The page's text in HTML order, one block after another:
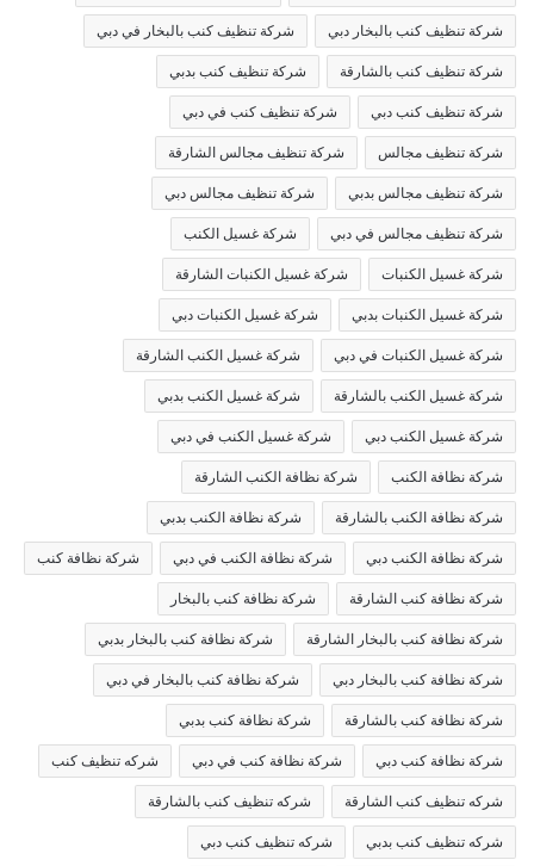
شركة تنظيف كنب بالبخار دبي شركة تنظيف كنب بالبخار في دبي
شركة تنظيف كنب بالشارقة شركة تنظيف كنب بدبي
شركة تنظيف كنب دبي شركة تنظيف كنب في دبي
شركة تنظيف مجالس شركة تنظيف مجالس الشارقة
شركة تنظيف مجالس بدبي شركة تنظيف مجالس دبي
شركة تنظيف مجالس في دبي شركة غسيل الكنب
شركة غسيل الكنبات شركة غسيل الكنبات الشارقة
شركة غسيل الكنبات بدبي شركة غسيل الكنبات دبي
شركة غسيل الكنبات في دبي شركة غسيل الكنب الشارقة
شركة غسيل الكنب بالشارقة شركة غسيل الكنب بدبي
شركة غسيل الكنب دبي شركة غسيل الكنب في دبي
شركة نظافة الكنب شركة نظافة الكنب الشارقة
شركة نظافة الكنب بالشارقة شركة نظافة الكنب بدبي
شركة نظافة الكنب دبي شركة نظافة الكنب في دبي شركة نظافة كنب
شركة نظافة كنب الشارقة شركة نظافة كنب بالبخار
شركة نظافة كنب بالبخار الشارقة شركة نظافة كنب بالبخار بدبي
شركة نظافة كنب بالبخار دبي شركة نظافة كنب بالبخار في دبي
شركة نظافة كنب بالشارقة شركة نظافة كنب بدبي
شركة نظافة كنب دبي شركة نظافة كنب في دبي شركه تنظيف كنب
شركه تنظيف كنب الشارقة شركه تنظيف كنب بالشارقة
شركه تنظيف كنب بدبي شركه تنظيف كنب دبي